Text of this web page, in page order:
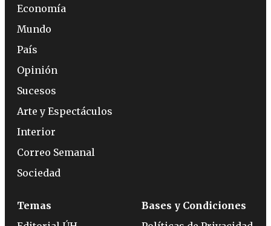
Economía
Mundo
País
Opinión
Sucesos
Arte y Espectáculos
Interior
Correo Semanal
Sociedad
Temas
Bases y Condiciones